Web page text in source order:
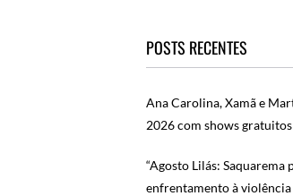
POSTS RECENTES
Ana Carolina, Xamã e
2026 com shows gratuitos
“Agosto Lilás:
enfrentamento à